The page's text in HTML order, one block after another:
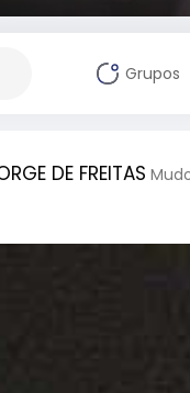
Grupos
DE FREITAS